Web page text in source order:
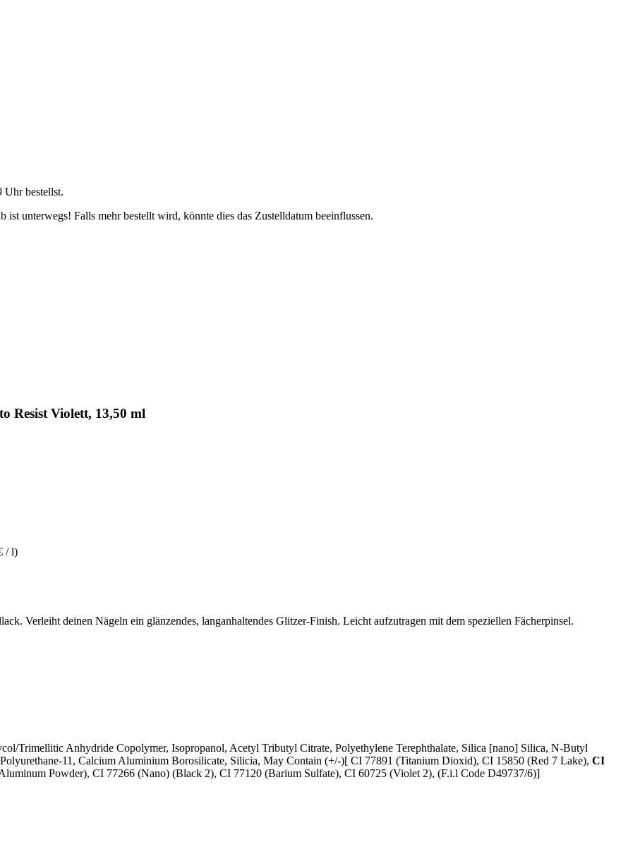
Uhrbestellst.
unterwegs! Falls mehr bestellt wird, könnte dies das Zustelldatum beeinflussen.
Resist Violett, 13,50 ml
/ l)
Verleiht deinen Nägeln ein glänzendes, langanhaltendes Glitzer-Finish. Leicht aufzutragen mit dem speziellen Fächerpinsel.
Trimellitic Anhydride Copolymer, Isopropanol, Acetyl Tributyl Citrate, Polyethylene Terephthalate, Silica [nano] Silica, N-Butyl
11, Calcium Aluminium Borosilicate, Silicia, May Contain (+/-)[ CI 77891 (Titanium Dioxid), CI 15850 (Red 7 Lake), CI
Powder), CI 77266 (Nano) (Black 2), CI 77120 (Barium Sulfate), CI 60725 (Violet 2), (F.i.l Code D49737/6)]